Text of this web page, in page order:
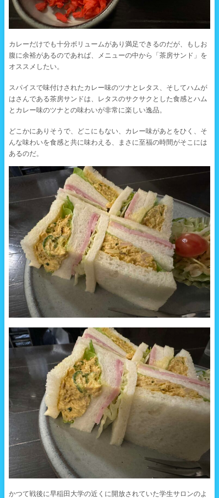
カレーだけでも十分ボリュームがあり満足できるのだが、もしお
腹に余裕があるのであれば、メニューの中から「茶房サンド」を
オススメしたい。
スパイスで味付けされたカレー味のツナとレタス、そしてハムが
はさんである茶房サンドは、レタスのサクサクとした食感とハム
とカレー味のツナとの味わいが非常に楽しい逸品。
どこかにありそうで、どこにもない、カレー味があとをひく、そ
んな味わいを食感と共に味わえる、まさに至福の時間がそこには
あるのだ。
かつて戦後に早稲田大学の近くに開放されていた学生サロンのよ